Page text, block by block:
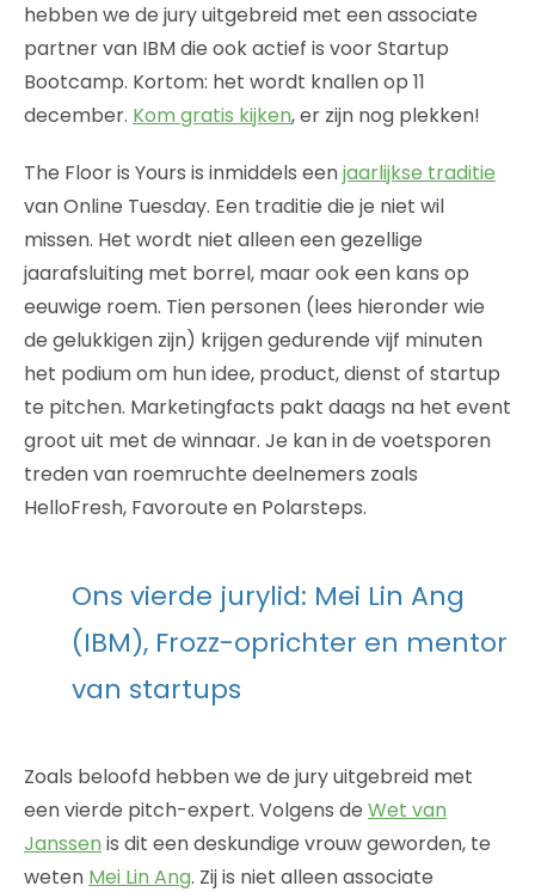
hebben we de jury uitgebreid met een associate
partner van IBM die ook actief is voor Startup
Bootcamp. Kortom: het wordt knallen op 11
december. Kom gratis kijken, er zijn nog plekken!
The Floor is Yours is inmiddels eenjaarlijkse traditie
van Online Tuesday. Een traditie die je niet wil
missen. Het wordt niet alleen een gezellige
jaarafsluiting met borrel, maar ook een kans op
eeuwige roem. Tien personen (lees hieronder wie
de gelukkigen zijn) krijgen gedurende vijf minuten
het podium om hun idee, product, dienst of startup
te pitchen. Marketingfacts pakt daags na het event
groot uit met de winnaar. Je kan in de voetsporen
treden van roemruchte deelnemers zoals
HelloFresh, Favoroute en Polarsteps.
Ons vierde jurylid: Mei Lin Ang
(IBM), Frozz-oprichter en mentor
van startups
Zoals beloofd hebben we de jury uitgebreid met
een vierde pitch-expert. Volgens de Wet van
Janssen is dit een deskundige vrouw geworden, te
weten Mei Lin Ang. Zij is niet alleen associate